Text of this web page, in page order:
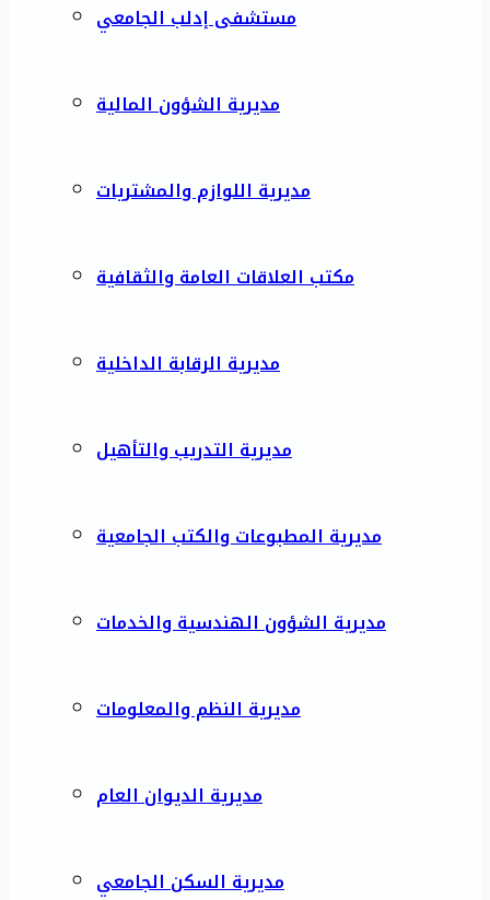
مستشفى إدلب الجامعي
مديرية الشؤون المالية
مديرية اللوازم والمشتريات
مكتب العلاقات العامة والثقافية
مديرية الرقابة الداخلية
مديرية التدريب والتأهيل
مديرية المطبوعات والكتب الجامعية
مديرية الشؤون الهندسية والخدمات
مديرية النظم والمعلومات
مديرية الديوان العام
مديرية السكن الجامعي